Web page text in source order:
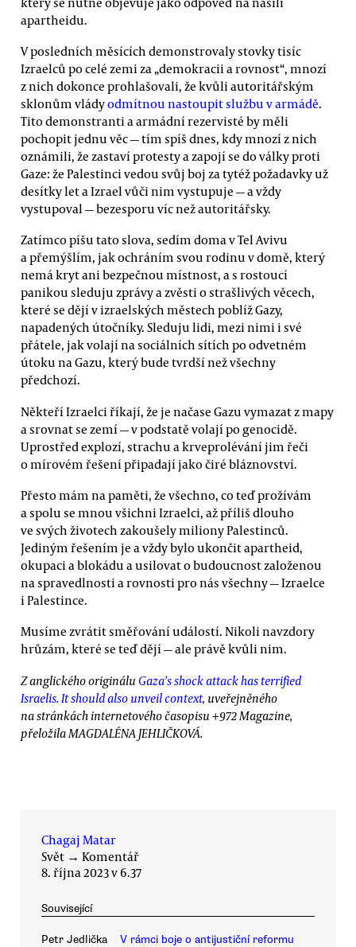
apartheidu.
V posledních měsících demonstrovaly stovky tisíc
Izraelců po celé zemi za „demokracii a rovnost“, mnozí
z nich dokonce prohlašovali, že kvůli autoritářským
sklonům vládyodmítnou nastoupit službu v armádě.
Tito demonstranti a armádní rezervisté by měli
pochopit jednu věc — tím spíš dnes, kdy mnozí z nich
oznámili, že zastaví protesty a zapojí se do války proti
Gaze: že Palestinci vedou svůj boj za tytéž požadavky už
desítky let a Izrael vůči nim vystupuje — a vždy
vystupoval — bezesporu víc než autoritářsky.
Zatímco píšu tato slova, sedím doma v Tel Avivu
a přemýšlím, jak ochráním svou rodinu v domě, který
nemá kryt ani bezpečnou místnost, a s rostoucí
panikou sleduju zprávy a zvěsti o strašlivých věcech,
které se dějí v izraelských městech poblíž Gazy,
napadených útočníky. Sleduju lidi, mezi nimi i své
přátele, jak volají na sociálních sítích po odvetném
útoku na Gazu, který bude tvrdší než všechny
předchozí.
Někteří Izraelci říkají, že je načase Gazu vymazat z mapy
a srovnat se zemí — v podstatě volají po genocidě.
Uprostřed explozí, strachu a krveprolévání jim řeči
o mírovém řešení připadají jako čiré bláznovství.
Přesto mám na paměti, že všechno, co teď prožívám
a spolu se mnou všichni Izraelci, až příliš dlouho
ve svých životech zakoušely miliony Palestinců.
Jediným řešením je a vždy bylo ukončit apartheid,
okupaci a blokádu a usilovat o budoucnost založenou
na spravedlnosti a rovnosti pro nás všechny — Izraelce
i Palestince.
Musíme zvrátit směřování událostí. Nikoli navzdory
hrůzám, které se teď dějí — ale právě kvůli nim.
Z anglického originálu Gaza’s shock attack has terrified
Israelis. It should also unveil context, uveřejněného
na stránkách internetového časopisu +972 Magazine,
přeložila MAGDALÉNA JEHLIČKOVÁ.
Chagaj Matar
Svět → Komentář
8. října 2023 v 6.37
Související
Petr Jedlička
V rámci boje o antijustiční reformu